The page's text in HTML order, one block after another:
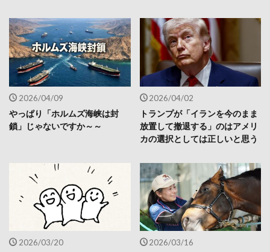
2026/04/09
やっぱり「ホルムズ海峡は封
鎖」じゃないですか～～
2026/04/02
トランプが「イランを今のまま
放置して撤退する」のはアメリ
カの選択としては正しいと思う
2026/03/20 2026/03/16